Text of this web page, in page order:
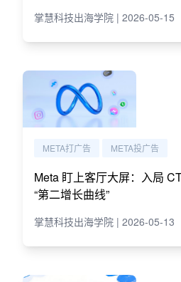
掌慧科技出海学院 | 2026-05-15
META打广告 META投广告
Meta 盯上客厅大屏：入局
“第二增长曲线”
掌慧科技出海学院 | 2026-05-13